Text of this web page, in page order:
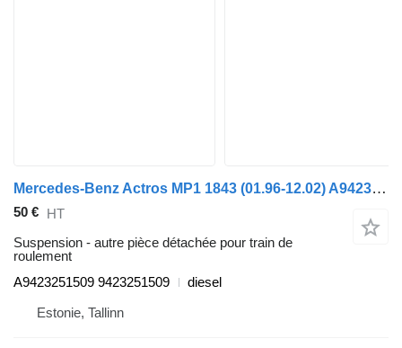
Mercedes-Benz Actros MP1 1843 (01.96-12.02) A9423251509 pour tracteur routier Mercedes-Benz Actros, Axor MP1, MP2, MP3 (1996-2014)
50 € HT
Suspension - autre pièce détachée pour train de
roulement
A9423251509 9423251509
diesel
Estonie, Tallinn